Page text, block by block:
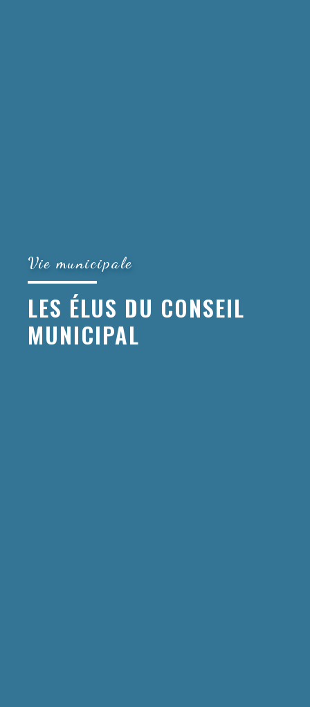
Vie municipale
LES ÉLUS DU CONSEIL
MUNICIPAL